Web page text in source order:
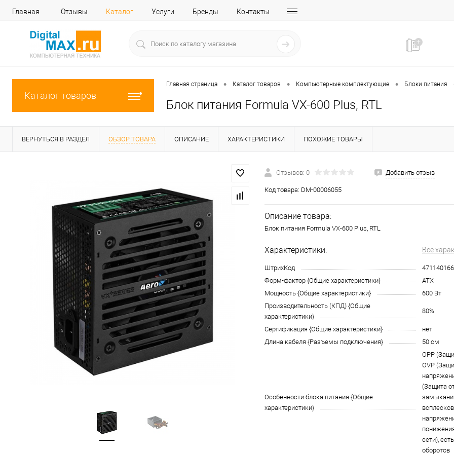
Главная Отзывы Каталог Услуги Бренды Контакты
Каталог товаров
Главная страница • Каталог товаров • Компьютерные комплектующие • Блоки питания
Блок питания Formula VX-600 Plus, RTL
ВЕРНУТЬСЯ В РАЗДЕЛ ОБЗОР ТОВАРА ОПИСАНИЕ ХАРАКТЕРИСТИКИ ПОХОЖИЕ ТОВАРЫ
Отзывов: 0 Добавить отзыв
Код товара: DM-00006055
Описание товара:
Блок питания Formula VX-600 Plus, RTL
Характеристики: Все
ШтрихКод
Форм-фактор {Общие характеристики}
ATX
Мощность {Общие характеристики}
600 Вт
Производительность (КПД) {Общие
характеристики}
80%
Сертификация {Общие характеристики}
нет
Длина кабеля {Разъемы подключения}
50 см
Особенности блока питания {Общие
характеристики}
OPP
OVP
(Защита
сети),
оборотов